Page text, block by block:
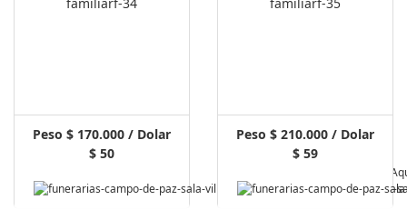
Peso $ 170.000 / Dolar
$ 50
Pagar
Peso $ 210.000 / Dolar
$ 59